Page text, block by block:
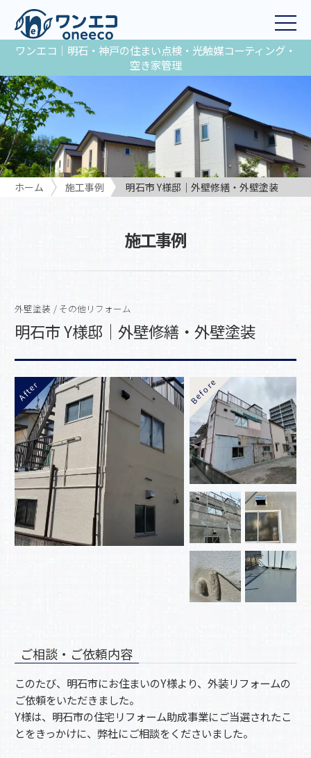
ワンエコ｜明石・神戸の住まい点検・光触媒コーティング・
空き家管理
ホーム 施工事例 明石市 Y様邸｜外壁修繕・外壁塗装
施工事例
外壁塗装 / その他リフォーム
明石市 Y様邸｜外壁修繕・外壁塗装
After Before
ご相談・ご依頼内容
このたび、明石市にお住まいのY様より、外装リフォームの
ご依頼をいただきました。
Y様は、明石市の住宅リフォーム助成事業にご当選されたこ
とをきっかけに、弊社にご相談をくださいました。